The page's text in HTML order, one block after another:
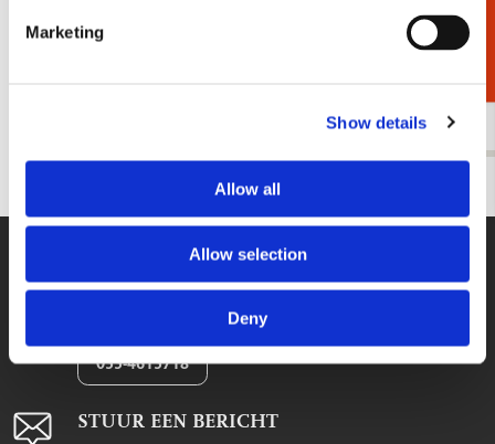
Marketing
Show details
Allow all
Allow selection
Deny
WE HELPEN U GRAAG!
Wij staan voor u klaar van maandag
t/m vrijdag tussen 09:00 en 17:00
033-4613718
STUUR EEN BERICHT